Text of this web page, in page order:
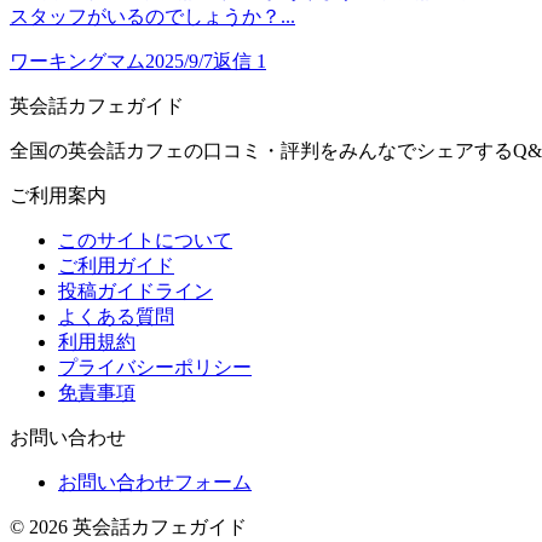
スタッフがいるのでしょうか？...
ワーキングマム2025/9/7返信 1
英会話カフェガイド
全国の英会話カフェの口コミ・評判をみんなでシェアする
ご利用案内
このサイトについて
ご利用ガイド
投稿ガイドライン
よくある質問
利用規約
プライバシーポリシー
免責事項
お問い合わせ
お問い合わせフォーム
© 2026 英会話カフェガイド